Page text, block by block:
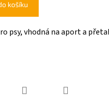
košíku
psy, vhodná na aport a